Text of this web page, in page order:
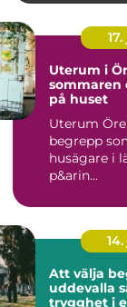
Uterum i
sommaren
på huset
Uterum
begrepp
husägare i
p&arin...
Att välja
uddevalla så hittar du
trygghet i